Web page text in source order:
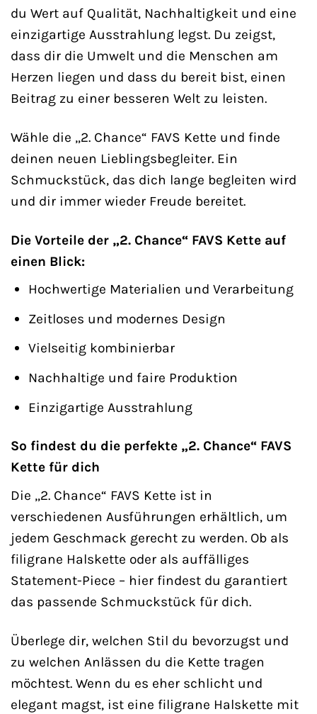
du Wert auf Qualität, Nachhaltigkeit und eine
einzigartige Ausstrahlung legst. Du zeigst,
dass dir die Umwelt und die Menschen am
Herzen liegen und dass du bereit bist, einen
Beitrag zu einer besseren Welt zu leisten.
Wähle die „2. Chance“ FAVS Kette und finde
deinen neuen Lieblingsbegleiter. Ein
Schmuckstück, das dich lange begleiten wird
und dir immer wieder Freude bereitet.
Die Vorteile der „2. Chance“ FAVS Kette auf
einen Blick:
Hochwertige Materialien und Verarbeitung
Zeitloses und modernes Design
Vielseitig kombinierbar
Nachhaltige und faire Produktion
Einzigartige Ausstrahlung
So findest du die perfekte „2. Chance“ FAVS
Kette für dich
Die „2. Chance“ FAVS Kette ist in
verschiedenen Ausführungen erhältlich, um
jedem Geschmack gerecht zu werden. Ob als
filigrane Halskette oder als auffälliges
Statement-Piece – hier findest du garantiert
das passende Schmuckstück für dich.
Überlege dir, welchen Stil du bevorzugst und
zu welchen Anlässen du die Kette tragen
möchtest. Wenn du es eher schlicht und
elegant magst, ist eine filigrane Halskette mit